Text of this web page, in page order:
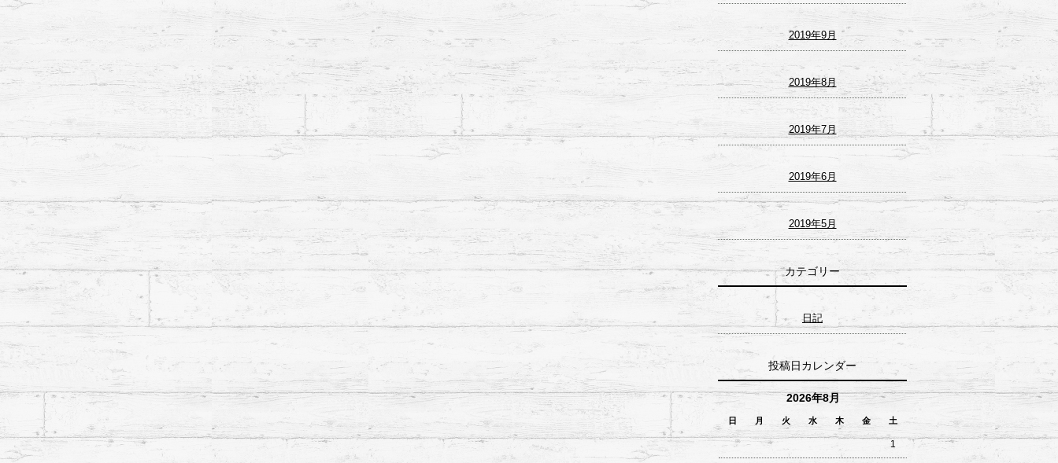
2019年9月
2019年8月
2019年7月
2019年6月
2019年5月
カテゴリー
日記
投稿日カレンダー
2026年8月
日 月 火 水 木 金 土
1